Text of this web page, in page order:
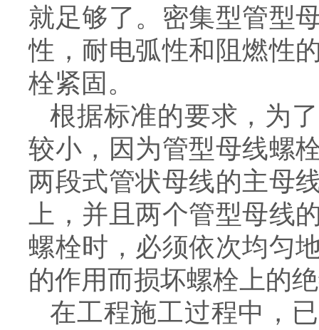
就足够了。密集型管型
性，耐电弧性和阻燃性
栓紧固。
根据标准的要求，为
较小，因为管型母线螺
两段式管状母线的主母
上，并且两个管型母线
螺栓时，必须依次均匀
的作用而损坏螺栓上的
在工程施工过程中，